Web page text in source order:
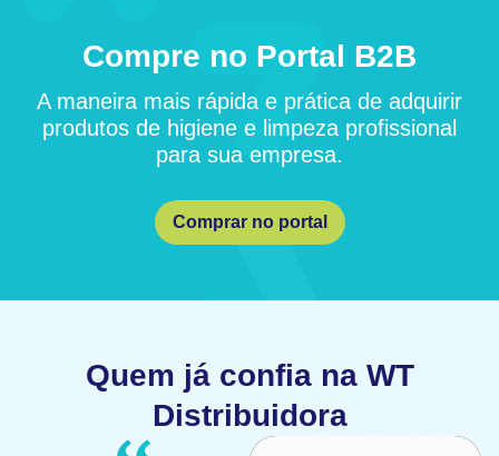
Compre no Portal B2B
A maneira mais rápida e prática de adquirir
produtos de higiene e limpeza profissional
para sua empresa.
Comprar no portal
Quem já confia na WT
Distribuidora